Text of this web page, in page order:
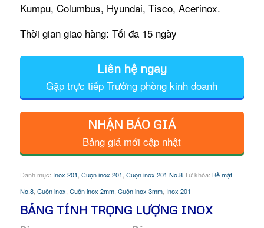
Kumpu, Columbus, Hyundai, Tisco, Acerinox.
Thời gian giao hàng: Tối đa 15 ngày
Liên hệ ngay
Gặp trực tiếp Trưởng phòng kinh doanh
NHẬN BÁO GIÁ
Bảng giá mới cập nhật
Danh mục: Inox 201 Cuộn inox 201 Cuộn inox 201 No.8 Từ khóa: Bề mặt
No.8, Cuộn inox Cuộn inox 2mm, Cuộn inox 3mm, Inox 201
BẢNG TÍNH TRỌNG LƯỢNG INOX